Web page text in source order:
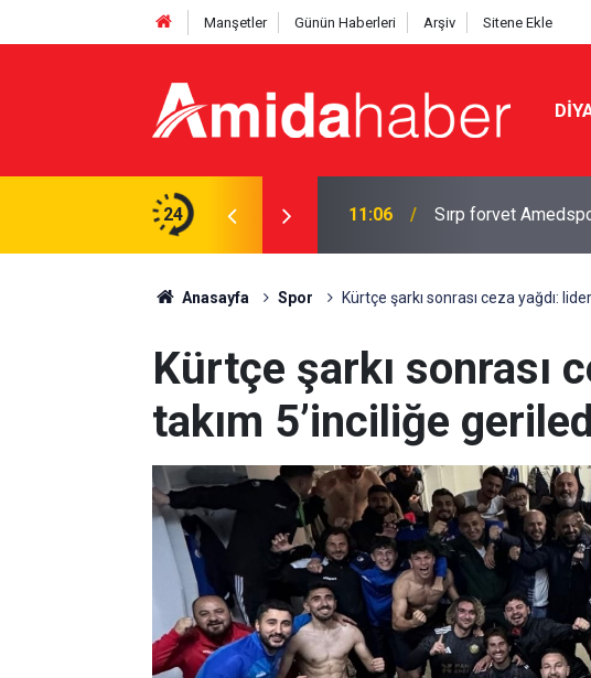
Manşetler Günün Haberleri Arşiv Sitene Ekle
24 11:06 Sırp forvet
Anasayfa Spor Kürtçe şarkı sonrası ceza yağdı:
Kürtçe şarkı sonrası
takım 5’inciliğe